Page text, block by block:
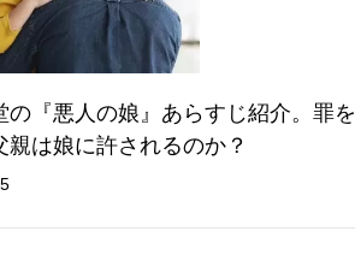
の『悪人の娘』あらすじ紹介。罪を
親は娘に許されるのか？